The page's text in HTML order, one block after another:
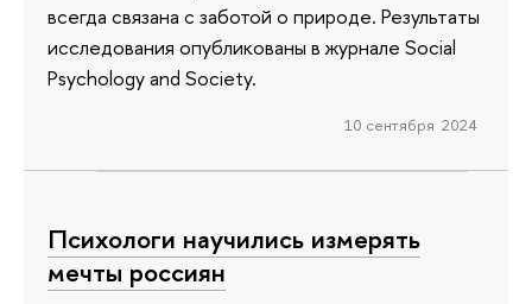
всегда связана с заботой о природе. Результаты
исследования опубликованы в журнале Social
Psychology and Society.
10 сентября 2024
Психологи научились измерять
мечты россиян